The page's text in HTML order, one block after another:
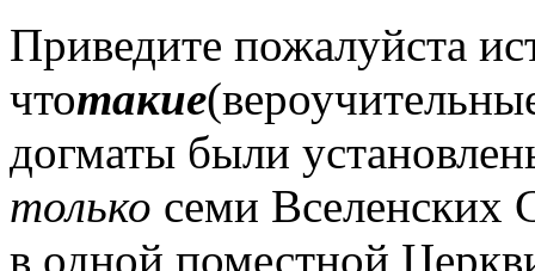
Приведите пожалуйста
чтотакие
догматы были
только семи Вселенских
в одной поместной